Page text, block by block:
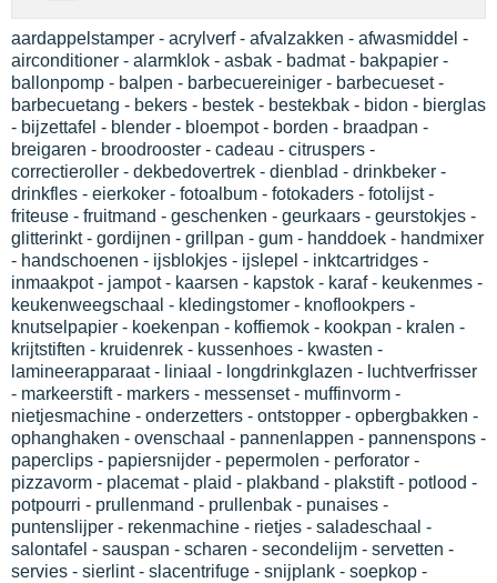
aardappelstamper - acrylverf - afvalzakken - afwasmiddel -
airconditioner - alarmklok - asbak - badmat - bakpapier -
ballonpomp - balpen - barbecuereiniger - barbecueset -
barbecuetang - bekers - bestek - bestekbak - bidon - bierglas
- bijzettafel - blender - bloempot - borden - braadpan -
breigaren - broodrooster - cadeau - citruspers -
correctieroller - dekbedovertrek - dienblad - drinkbeker -
drinkfles - eierkoker - fotoalbum - fotokaders - fotolijst -
friteuse - fruitmand - geschenken - geurkaars - geurstokjes -
glitterinkt - gordijnen - grillpan - gum - handdoek - handmixer
- handschoenen - ijsblokjes - ijslepel - inktcartridges -
inmaakpot - jampot - kaarsen - kapstok - karaf - keukenmes -
keukenweegschaal - kledingstomer - knoflookpers -
knutselpapier - koekenpan - koffiemok - kookpan - kralen -
krijtstiften - kruidenrek - kussenhoes - kwasten -
lamineerapparaat - liniaal - longdrinkglazen - luchtverfrisser
- markeerstift - markers - messenset - muffinvorm -
nietjesmachine - onderzetters - ontstopper - opbergbakken -
ophanghaken - ovenschaal - pannenlappen - pannenspons -
paperclips - papiersnijder - pepermolen - perforator -
pizzavorm - placemat - plaid - plakband - plakstift - potlood -
potpourri - prullenmand - prullenbak - punaises -
puntenslijper - rekenmachine - rietjes - saladeschaal -
salontafel - sauspan - scharen - secondelijm - servetten -
servies - sierlint - slacentrifuge - snijplank - soepkop -